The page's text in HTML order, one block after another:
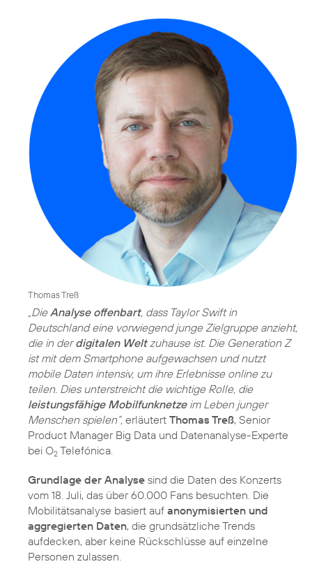
Thomas Treß
„DieAnalyse offenbart, dass Taylor Swift in
Deutschland eine vorwiegend junge Zielgruppe anzieht,
die in derdigitalen Weltzuhause ist. Die Generation Z
ist mit dem Smartphone aufgewachsen und nutzt
mobile Daten intensiv, um ihre Erlebnisse online zu
teilen. Dies unterstreicht die wichtige Rolle, die
leistungsfähige Mobilfunknetzeim Leben junger
Menschen spielen“, erläutert Thomas Treß, Senior
Product Manager Big Data und Datenanalyse-Experte
bei O2 Telefónica.
Grundlage der Analyse sind die Daten des Konzerts
vom 18. Juli, das über 60.000 Fans besuchten. Die
Mobilitätsanalyse basiert auf anonymisierten und
aggregierten Daten, die grundsätzliche Trends
aufdecken, aber keine Rückschlüsse auf einzelne
Personen zulassen.